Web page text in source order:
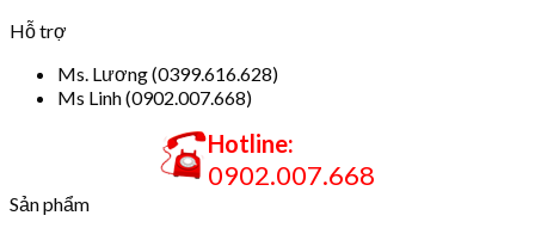
Hỗ trợ
Ms. Lương (0399.616.628)
Ms Linh (0902.007.668)
Hotline:
0902.007.668
Sản phẩm